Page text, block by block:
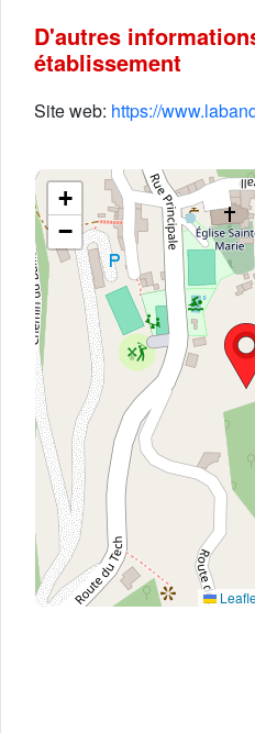
D'autres
établissement
Site web: https://
+
−